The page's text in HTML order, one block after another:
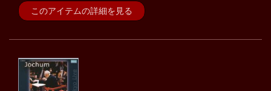
このアイテムの詳細を見る